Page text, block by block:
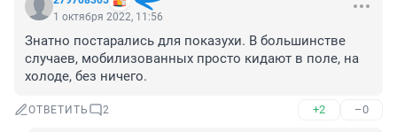
1 октября 2022, 11:56
Знатно постарались для показухи. В большинстве
случаев, мобилизованных просто кидают в поле, на
холоде, без ничего.
ОТВЕТИТЬ 2 +2 –0